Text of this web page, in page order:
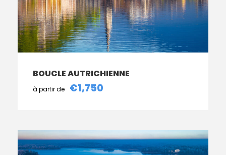
BOUCLE AUTRICHIENNE
€1,750